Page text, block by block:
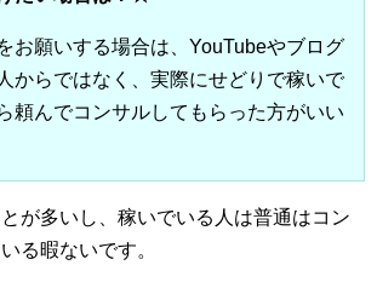
お願いする場合は、YouTubeやブログ
からではなく、実際にせどりで稼いで
頼んでコンサルしてもらった方がいい
が多いし、稼いでいる人は普通はコン
る暇ないです。